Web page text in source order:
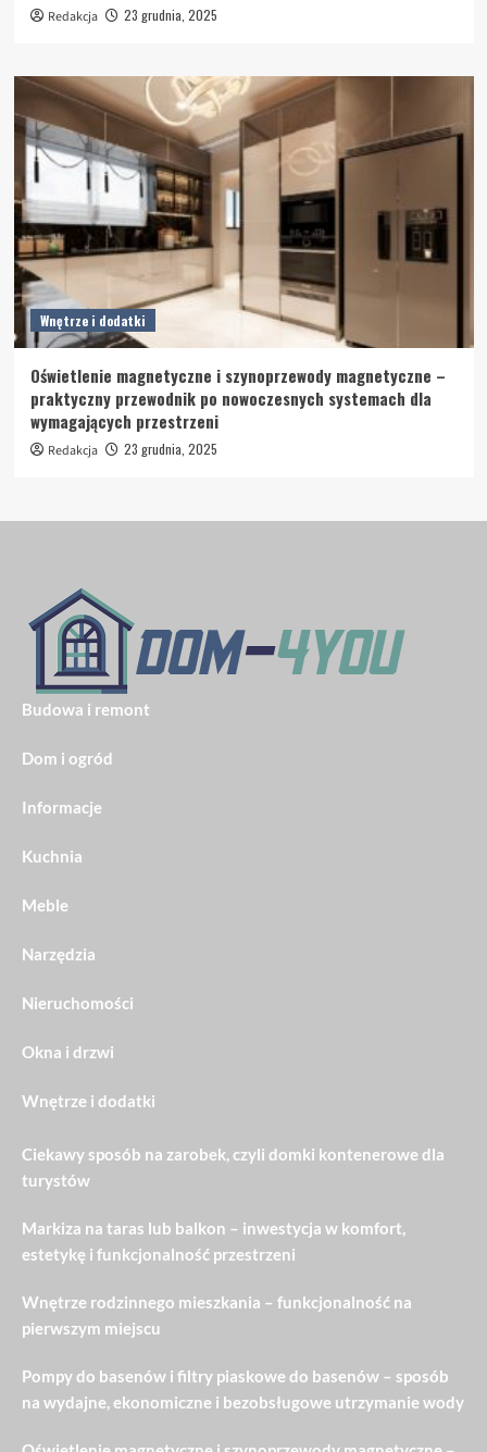
Redakcja 23 grudnia, 2025
Wnętrze i dodatki
Oświetlenie magnetyczne i szynoprzewody magnetyczne –
praktyczny przewodnik po nowoczesnych systemach dla
wymagających przestrzeni
Redakcja 23 grudnia, 2025
Budowa i remont
Dom i ogród
Informacje
Kuchnia
Meble
Narzędzia
Nieruchomości
Okna i drzwi
Wnętrze i dodatki
Ciekawy sposób na zarobek, czyli domki kontenerowe dla
turystów
Markiza na taras lub balkon – inwestycja w komfort,
estetykę i funkcjonalność przestrzeni
Wnętrze rodzinnego mieszkania – funkcjonalność na
pierwszym miejscu
Pompy do basenów i filtry piaskowe do basenów – sposób
na wydajne, ekonomiczne i bezobsługowe utrzymanie wody